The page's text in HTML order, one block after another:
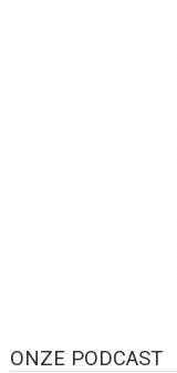
ONZE PODCAST